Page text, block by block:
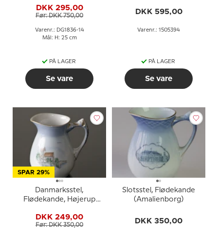
Rytterstatue, Bing &
Grøndahl nr. 301-3541
DKK 295,00
Før: DKK 750,00
Varenr.: DG1836-14
Mål: H: 25 cm
PÅ LAGER
Se vare
DKK 595,00
Varenr.: 1505394
PÅ LAGER
Se vare
SPAR 29%
Danmarksstel,
Flødekande, Højerup
Hovedgård, Bing &
Grøndahl nr. 393-3555
DKK 249,00
Før: DKK 350,00
Slotsstel, Flødekande
(Amalienborg)
DKK 350,00